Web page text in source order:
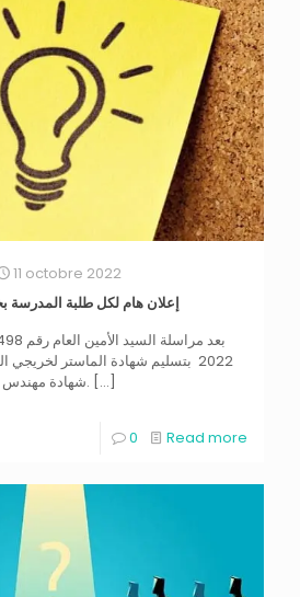
11 octobre 2022
إعلان هام لكل طلبة
2022 بتسليم شهادة الماستر
شهادة مهندس دولة ( الموجودة أدناه). […]
0 Read more